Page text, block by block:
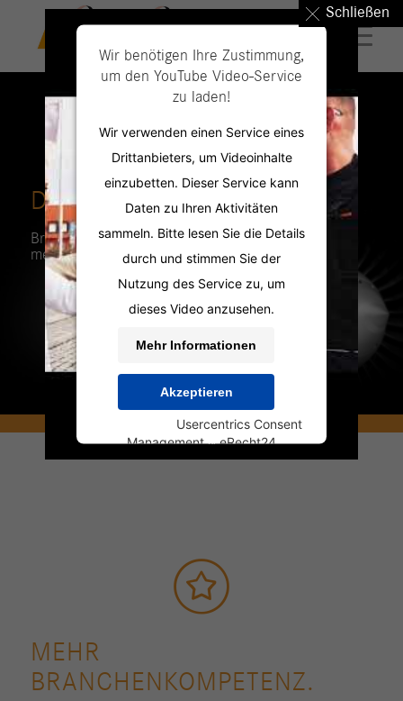
Schließen
Wir benötigen Ihre Zustimmung,
um den YouTube Video-Service
zu laden!
Wir verwenden einen Service eines
Drittanbieters, um Videoinhalte
einzubetten. Dieser Service kann
Daten zu Ihren Aktivitäten
sammeln. Bitte lesen Sie die Details
durch und stimmen Sie der
Nutzung des Service zu, um
dieses Video anzusehen.
Mehr Informationen
Akzeptieren
Usercentrics Consent
Management&eRecht24
DIE PERSONAL PROFILER
Branchenexpertise für
mehr Passgenauigkeit.
MEHR
BRANCHENKOMPETENZ.